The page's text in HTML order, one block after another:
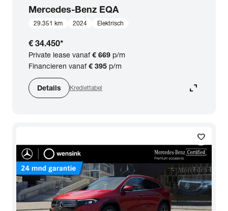
Mercedes-Benz EQA
29.351 km 2024 Elektrisch
€ 34.450*
Private lease vanaf€ 669 p/m
Financieren vanaf€ 395 p/m
Details Krediettabel expand_content
favorite